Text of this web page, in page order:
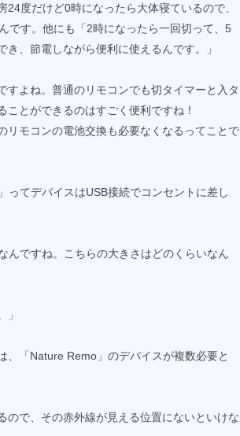
度だけど0時になったら大体寝ているので、
です。他にも「2時になったら一回切って、5
、節電しながら便利に使えるんです。」
すよね。普通のリモコンでも切タイマーと入タ
とができるのはすごく便利ですね！
リモコンの電池交換も必要なくなるってことで
ってデバイスはUSB接続でコンセントに差し
んですね。こちらの大きさはどのくらいなん
」
、「Nature Remo」のデバイスが複数必要と
ので、その赤外線が見える位置にないといけな